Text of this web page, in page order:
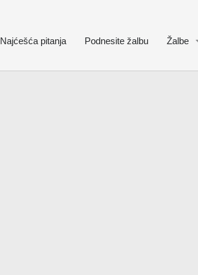
Najćešća pitanja Podnesite žalbu Žalbe